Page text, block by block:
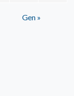
Gen »